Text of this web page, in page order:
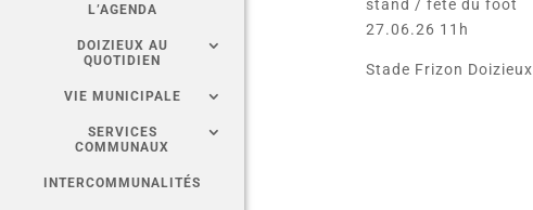
L’AGENDA
DOIZIEUX AU
QUOTIDIEN
VIE MUNICIPALE
SERVICES
COMMUNAUX
INTERCOMMUNALITÉS
stand / fête du foot
27.06.26 11h
Stade Frizon Doizieux